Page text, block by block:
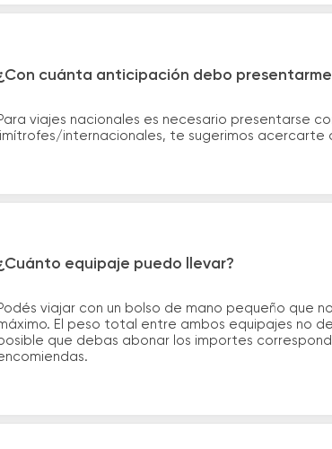
cuánta anticipación debo
viajes nacionales es necesario presentarse
limítrofes/internacionales, te sugerimos acercarte
equipaje puedo llevar?
viajar con un bolso de mano pequeño que
El peso total entre ambos equipajes no
que debas abonar los importes